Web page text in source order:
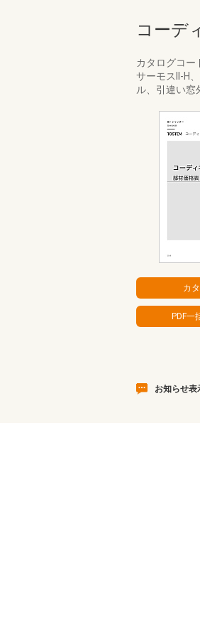
コーデ
カタログコー
サーモスII-H
ル、引違い窓
お知らせ表